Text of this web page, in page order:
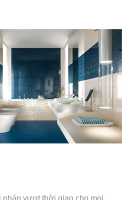
pháp vượt thời gian cho mọi